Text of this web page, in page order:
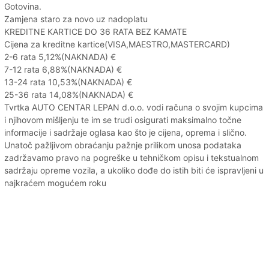
Gotovina.
Zamjena staro za novo uz nadoplatu
KREDITNE KARTICE DO 36 RATA BEZ KAMATE
Cijena za kreditne kartice(VISA,MAESTRO,MASTERCARD)
2-6 rata 5,12%(NAKNADA) €
7-12 rata 6,88%(NAKNADA) €
13-24 rata 10,53%(NAKNADA) €
25-36 rata 14,08%(NAKNADA) €
Tvrtka AUTO CENTAR LEPAN d.o.o. vodi računa o svojim kupcima
i njihovom mišljenju te im se trudi osigurati maksimalno točne
informacije i sadržaje oglasa kao što je cijena, oprema i slično.
Unatoč pažljivom obraćanju pažnje prilikom unosa podataka
zadržavamo pravo na pogreške u tehničkom opisu i tekstualnom
sadržaju opreme vozila, a ukoliko dođe do istih biti će ispravljeni u
najkraćem mogućem roku